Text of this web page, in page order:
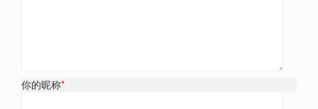
你的昵称*